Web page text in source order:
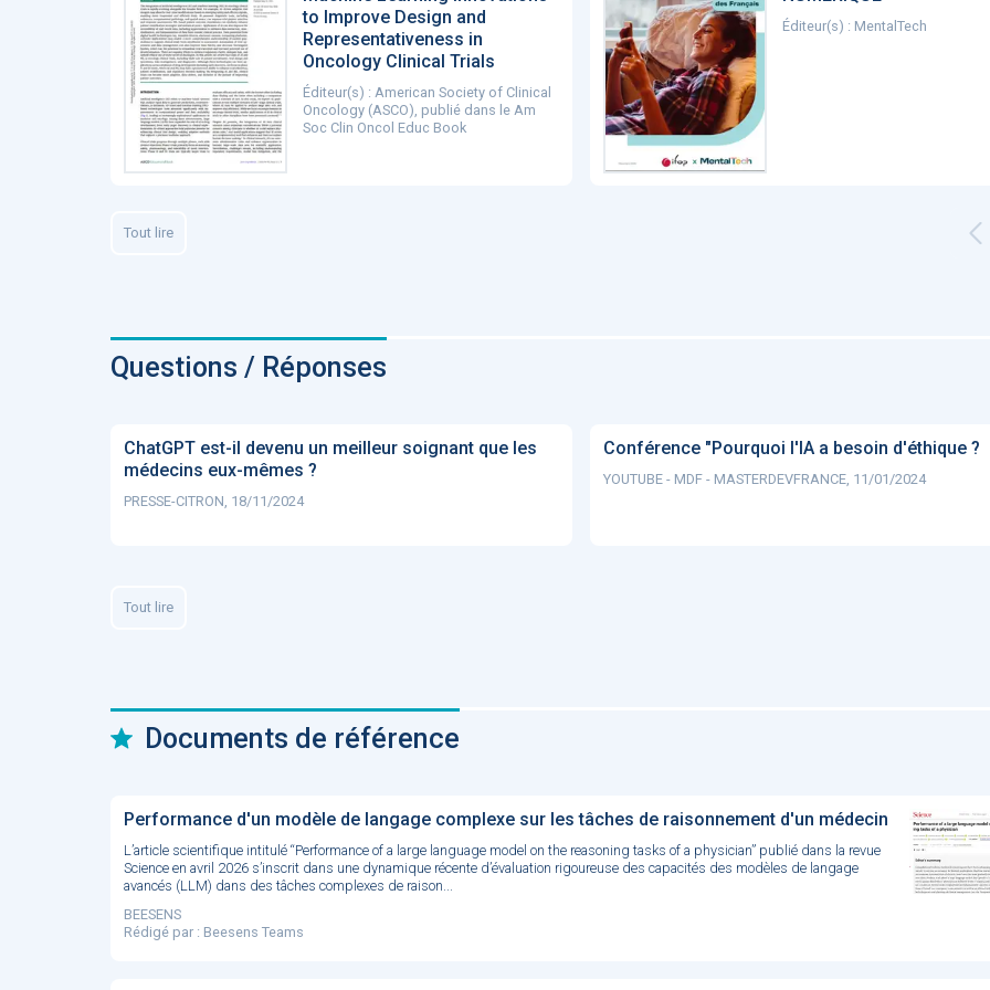
to Improve Design and
Representativeness in
Oncology Clinical Trials
Éditeur(s) : American Society of Clinical
Oncology (ASCO), publié dans le Am
Soc Clin Oncol Educ Book
Éditeur(s) : MentalTech
Tout lire
Questions / Réponses
ChatGPT est-il devenu un meilleur soignant que les
médecins eux-mêmes ?
PRESSE-CITRON, 18/11/2024
Conférence "Pourquoi l'IA a besoin d'éthique ?
YOUTUBE - MDF - MASTERDEVFRANCE, 11/01/2024
Tout lire
Documents de référence
Performance d'un modèle de langage complexe sur les tâches de raisonnement d'un médecin
L’article scientifique intitulé “Performance of a large language model on the reasoning tasks of a physician” publié dans la revue
Science en avril 2026 s’inscrit dans une dynamique récente d’évaluation rigoureuse des capacités des modèles de langage
avancés (LLM) dans des tâches complexes de raison...
BEESENS
Rédigé par : Beesens Teams